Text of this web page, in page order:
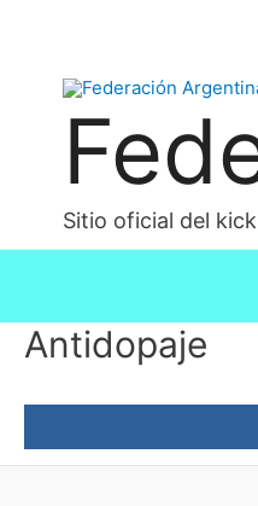
Sitio oficial del
Antidopaje